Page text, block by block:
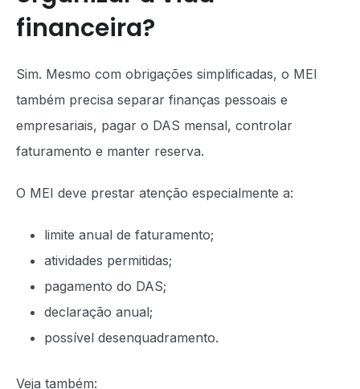
financeira?
Sim. Mesmo com obrigações simplificadas, o MEI
também precisa separar finanças pessoais e
empresariais, pagar o DAS mensal, controlar
faturamento e manter reserva.
O MEI deve prestar atenção especialmente a:
limite anual de faturamento;
atividades permitidas;
pagamento do DAS;
declaração anual;
possível desenquadramento.
Veja também: